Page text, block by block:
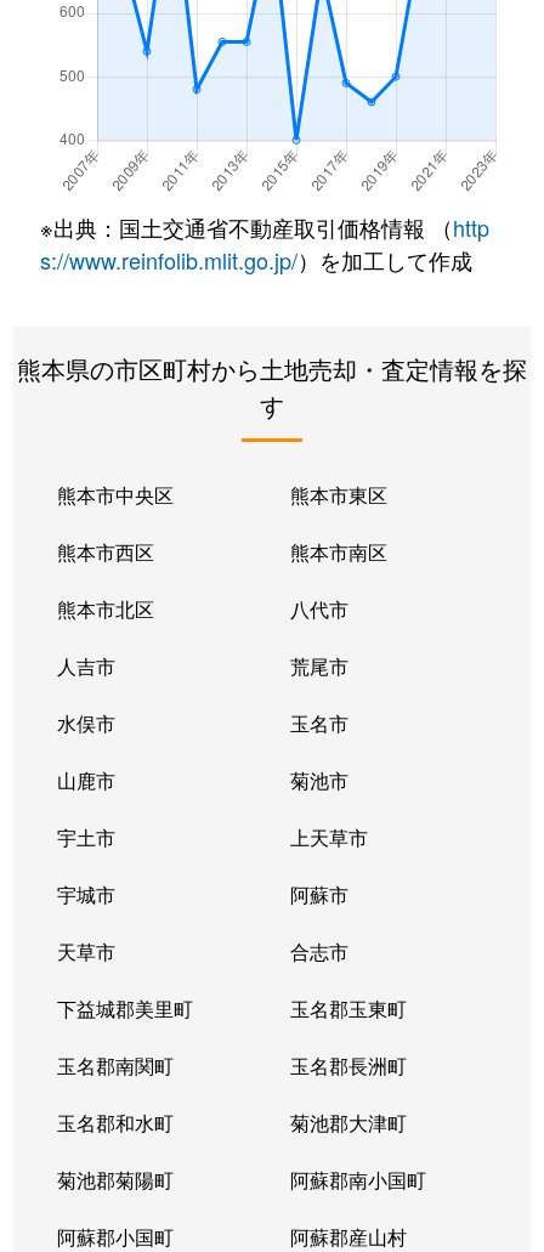
※出典：国土交通省不動産取引価格情報 （http
s://www.reinfolib.mlit.go.jp/）を加工して作成
熊本県の市区町村から土地売却・査定情報を探
す
熊本市中央区 熊本市東区
熊本市西区 熊本市南区
熊本市北区 八代市
人吉市 荒尾市
水俣市 玉名市
山鹿市 菊池市
宇土市 上天草市
宇城市 阿蘇市
天草市 合志市
下益城郡美里町 玉名郡玉東町
玉名郡南関町 玉名郡長洲町
玉名郡和水町 菊池郡大津町
菊池郡菊陽町 阿蘇郡南小国町
阿蘇郡小国町 阿蘇郡産山村